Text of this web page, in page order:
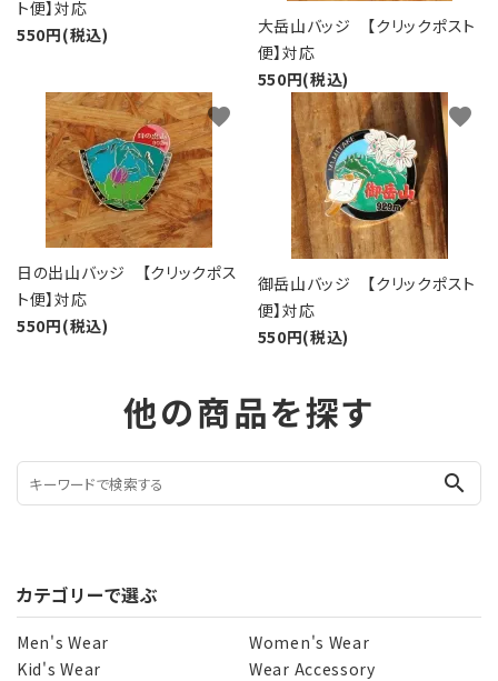
ト便】対応
550円(税込)
大岳山バッジ 【クリックポスト
便】対応
550円(税込)
日の出山バッジ 【クリックポス
ト便】対応
550円(税込)
favorite
御岳山バッジ 【クリックポスト
便】対応
550円(税込)
favorite
他の商品を探す
search
カテゴリーで選ぶ
Men's Wear
Women's Wear
Kid's Wear
Wear Accessory